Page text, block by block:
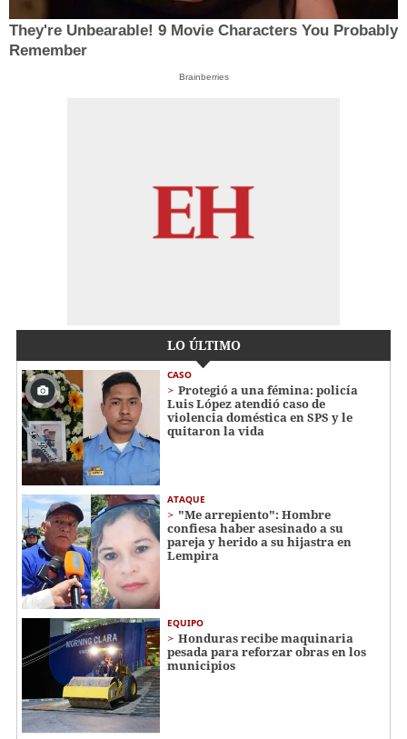
They're Unbearable! 9 Movie Characters You Probably
Remember
Brainberries
LO ÚLTIMO
CASO
Protegió a una fémina: policía
Luis López atendió caso de
violencia doméstica en SPS y le
quitaron la vida
ATAQUE
"Me arrepiento": Hombre
confiesa haber asesinado a su
pareja y herido a su hijastra en
Lempira
EQUIPO
Honduras recibe maquinaria
pesada para reforzar obras en los
municipios